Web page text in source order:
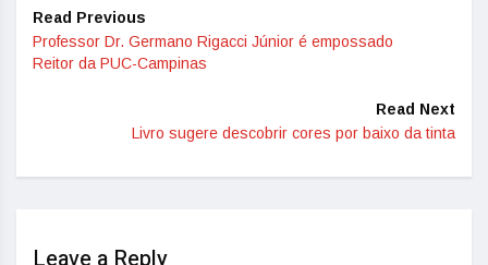
Read Previous
Professor Dr. Germano Rigacci Júnior é empossado
Reitor da PUC-Campinas
Read Next
Livro sugere descobrir cores por baixo da tinta